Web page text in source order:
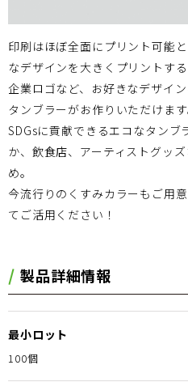
印刷はほぼ全面にプリント可能
なデザインを大きくプリントす
企業ロゴなど、お好きなデザイ
タンブラーがお作りいただけます
SDGsに貢献できるエコなタンブ
か、飲食店、アーティストグッ
め。
今流行りのくすみカラーもご用
てご活用ください！
製品詳細情報
最小ロット
100個